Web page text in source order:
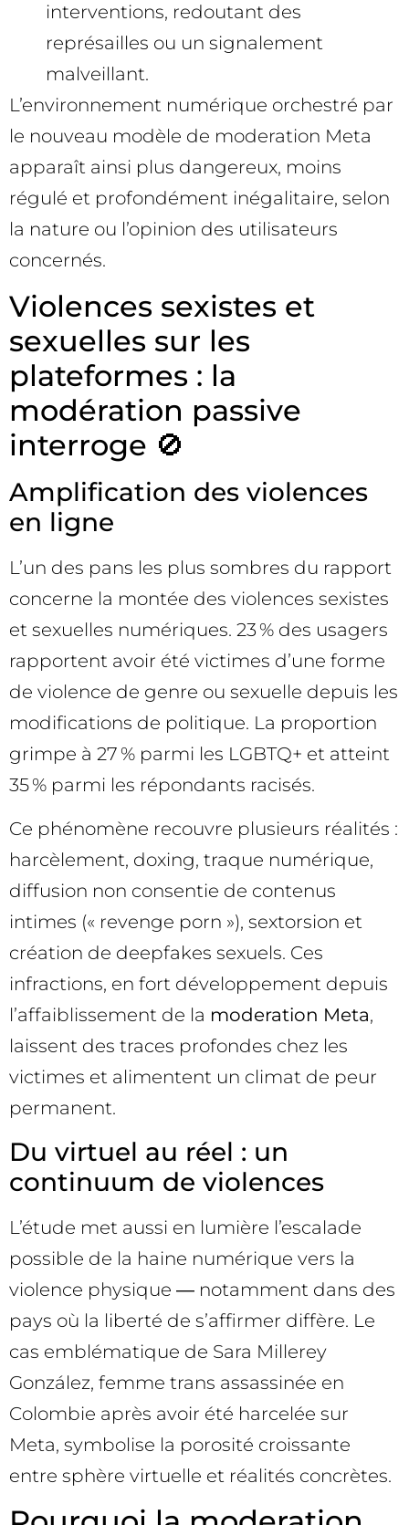
interventions, redoutant des
représailles ou un signalement
malveillant.
L’environnement numérique orchestré par
le nouveau modèle de moderation Meta
apparaît ainsi plus dangereux, moins
régulé et profondément inégalitaire, selon
la nature ou l’opinion des utilisateurs
concernés.
Violences sexistes et
sexuelles sur les
plateformes : la
modération passive
interroge 🚫
Amplification des violences
en ligne
L’un des pans les plus sombres du rapport
concerne la montée des violences sexistes
et sexuelles numériques. 23 % des usagers
rapportent avoir été victimes d’une forme
de violence de genre ou sexuelle depuis les
modifications de politique. La proportion
grimpe à 27 % parmi les LGBTQ+ et atteint
35 % parmi les répondants racisés.
Ce phénomène recouvre plusieurs réalités :
harcèlement, doxing, traque numérique,
diffusion non consentie de contenus
intimes (« revenge porn »), sextorsion et
création de deepfakes sexuels. Ces
infractions, en fort développement depuis
l’affaiblissement de la moderation Meta,
laissent des traces profondes chez les
victimes et alimentent un climat de peur
permanent.
Du virtuel au réel : un
continuum de violences
L’étude met aussi en lumière l’escalade
possible de la haine numérique vers la
violence physique ― notamment dans des
pays où la liberté de s’affirmer diffère. Le
cas emblématique de Sara Millerey
González, femme trans assassinée en
Colombie après avoir été harcelée sur
Meta, symbolise la porosité croissante
entre sphère virtuelle et réalités concrètes.